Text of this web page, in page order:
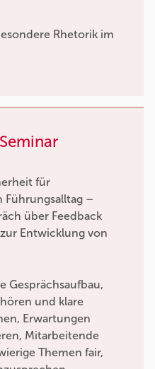
Rhetorik im
für
Führungsalltag –
über Feedback
Entwicklung von
Gesprächsaufbau,
und klare
Erwartungen
Mitarbeitende
Themen fair,